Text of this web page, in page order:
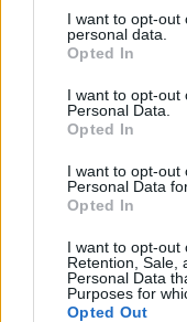
I want to opt-out
personal data.
Opted In
I want to opt-out
Personal Data.
Opted In
I want to opt-out
Personal Data
Opted In
I want to opt-out
Retention, Sale,
Personal Data
Purposes for
Opted Out
LE